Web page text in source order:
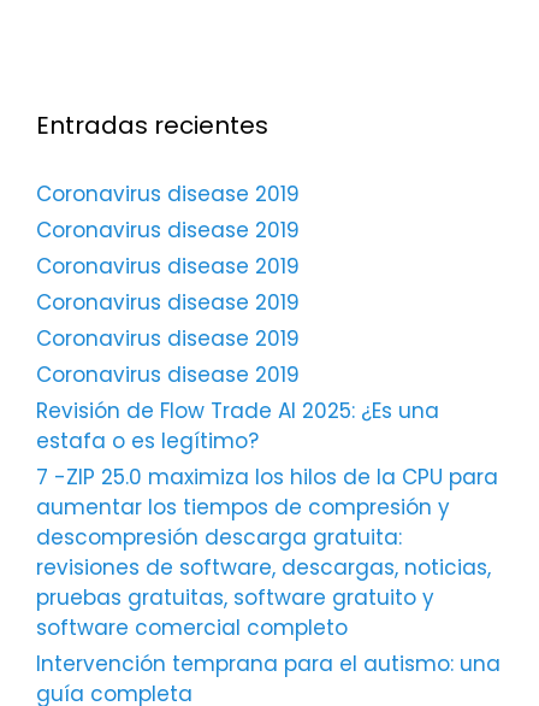
Entradas recientes
Coronavirus disease 2019
Coronavirus disease 2019
Coronavirus disease 2019
Coronavirus disease 2019
Coronavirus disease 2019
Coronavirus disease 2019
Revisión de Flow Trade AI 2025: ¿Es una
estafa o es legítimo?
7 -ZIP 25.0 maximiza los hilos de la CPU para
aumentar los tiempos de compresión y
descompresión descarga gratuita:
revisiones de software, descargas, noticias,
pruebas gratuitas, software gratuito y
software comercial completo
Intervención temprana para el autismo: una
guía completa